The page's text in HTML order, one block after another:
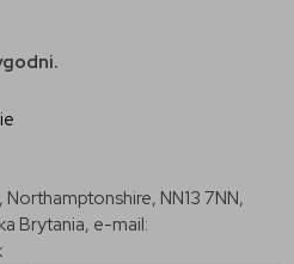
NN13 7NN,
Brytania, e-mail: